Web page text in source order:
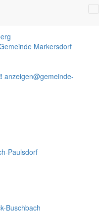
anzeigen@gemeinde-
Paulsdorf
Buschbach